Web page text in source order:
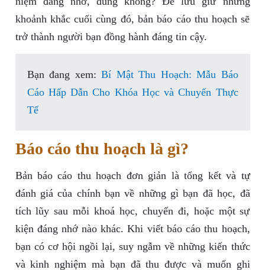
khoảnh khắc cuối cùng đó, bản báo cáo thu hoạch sẽ
trở thành người bạn đồng hành đáng tin cậy.
Bạn đang xem: Bí Mật Thu Hoạch: Mẫu Báo
Cáo Hấp Dẫn Cho Khóa Học và Chuyến Thực
Tế
Báo cáo thu hoạch là gì?
Bản báo cáo thu hoạch đơn giản là tổng kết và tự
đánh giá của chính bạn về những gì bạn đã học, đã
tích lũy sau mỗi khoá học, chuyến đi, hoặc một sự
kiện đáng nhớ nào khác. Khi viết báo cáo thu hoạch,
bạn có cơ hội ngồi lại, suy ngẫm về những kiến thức
và kinh nghiệm mà bạn đã thu được và muốn ghi